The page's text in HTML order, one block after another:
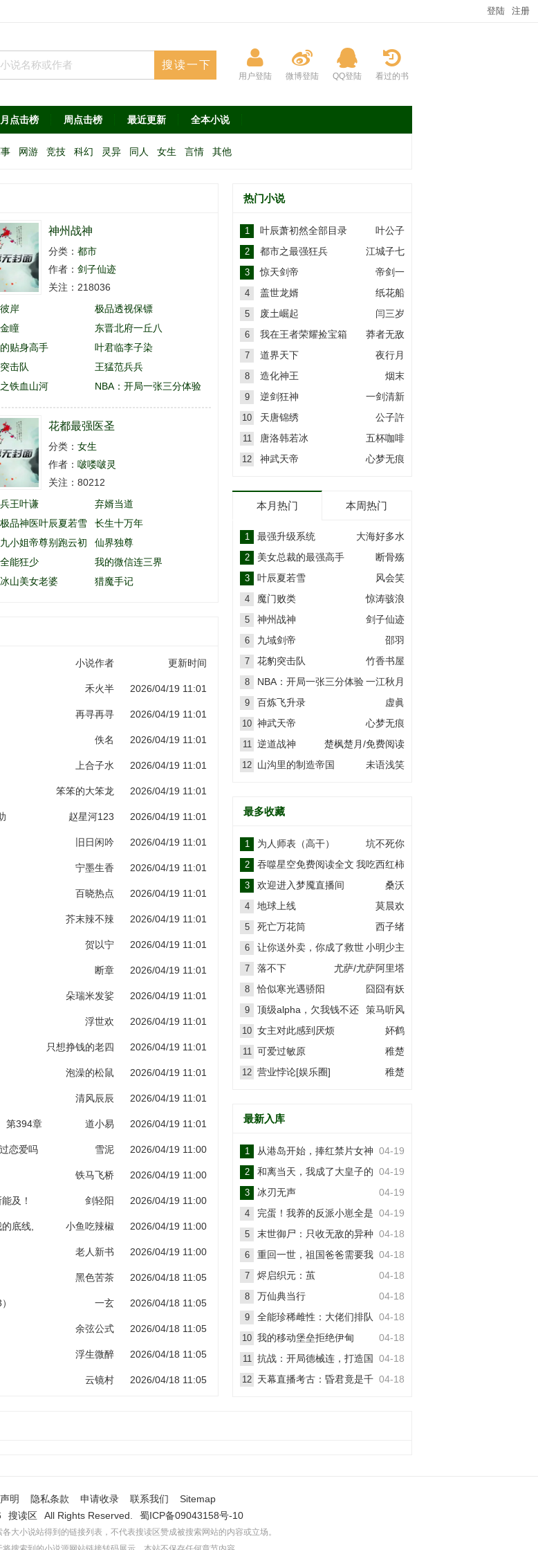
登陆 注册
看过的书
QQ登陆
微博登陆
用户登陆
月点击榜 周点击榜 最近更新 全本小说
网游 竞技 科幻 灵异 同人 女生 言情 其他
神州战神
分类： 都市
作者： 剑子仙迹
关注：218036
岸
极品透视保镖
瞳
东晋北府一丘八
贴身高手
叶君临李子染
击队
王猛范兵兵
铁血山河
NBA：开局一张三分体验
卡
花都最强医圣
分类： 女生
作者： 啵喽啵灵
关注：80212
王叶谦
弃婿当道
品神医叶辰夏若雪
长生十万年
小姐帝尊别跑云初
仙界独尊
能狂少
我的微信连三界
山美女老婆
猎魔手记
小说作者 更新时间
禾火半 2026/04/19 11:01
再寻再寻 2026/04/19 11:01
佚名 2026/04/19 11:01
上合子水 2026/04/19 11:01
笨笨的大笨龙 2026/04/19 11:01
赵星河123 2026/04/19 11:01
旧日闲吟 2026/04/19 11:01
宁墨生香 2026/04/19 11:01
百晓热点 2026/04/19 11:01
芥末辣不辣 2026/04/19 11:01
贺以宁 2026/04/19 11:01
断章 2026/04/19 11:01
朵瑞米发娑 2026/04/19 11:01
浮世欢 2026/04/19 11:01
只想挣钱的老四 2026/04/19 11:01
泡澡的松鼠 2026/04/19 11:01
清风辰辰 2026/04/19 11:01
第394章
道小易 2026/04/19 11:01
恋爱吗 雪泥 2026/04/19 11:00
铁马飞桥 2026/04/19 11:00
及！ 剑轻阳 2026/04/19 11:00
底线,
小鱼吃辣椒 2026/04/19 11:00
老人新书 2026/04/19 11:00
黑色苦茶 2026/04/18 11:05
一玄 2026/04/18 11:05
余弦公式 2026/04/18 11:05
浮生微醉 2026/04/18 11:05
云镜村 2026/04/18 11:05
热门小说
1 叶公子
叶辰萧初然全部目录
2 江城子七
都市之最强狂兵
3 帝剑一
惊天剑帝
4 纸花船
盖世龙婿
5 闫三岁
废土崛起
6 莽者无敌
我在王者荣耀捡宝箱
7 夜行月
道界天下
8 烟末
造化神王
9 一剑清新
逆剑狂神
10 公子許
天唐锦绣
11 五杯咖啡
唐洛韩若冰
12 心梦无痕
神武天帝
本月热门 本周热门
1 大海好多水
最强升级系统
2 断骨殇
美女总裁的最强高手
3 风会笑
叶辰夏若雪
4 惊涛骇浪
魔门败类
5 剑子仙迹
神州战神
6 邵羽
九域剑帝
7 竹香书屋
花豹突击队
8 一江秋月
NBA：开局一张三分体验
卡
9 虚眞
百炼飞升录
10 心梦无痕
神武天帝
11 楚枫楚月/免费阅读
逆道战神
12 未语浅笑
山沟里的制造帝国
最多收藏
1 坑不死你
为人师表（高干）
2 我吃西红柿
吞噬星空免费阅读全文
3 桑沃
欢迎进入梦魇直播间
4 莫晨欢
地球上线
5 西子绪
死亡万花筒
6 小明少主
让你送外卖，你成了救世
主？
7 尤萨/尤萨阿里塔
落不下
8 囧囧有妖
恰似寒光遇骄阳
9 策马听风
顶级alpha，欠我钱不还
10 妚鹤
女主对此感到厌烦
11 稚楚
可爱过敏原
12 稚楚
营业悖论[娱乐圈]
最新入库
1 04-19
从港岛开始，捧红禁片女神
2 04-19
和离当天，我成了大皇子的
掌上娇
3 04-19
冰刃无声
4 04-19
完蛋！我养的反派小崽全是
大佬
5 04-18
末世御尸：只收无敌的异种
丧尸
6 04-18
重回一世，祖国爸爸需要我
7 04-18
烬启织元：茧
8 04-18
万仙典当行
9 04-18
全能珍稀雌性：大佬们排队
想嫁她
10 04-18
我的移动堡垒拒绝伊甸
11 04-18
抗战：开局德械连，打造国
之劲旅
12 04-18
天幕直播考古：昏君竟是千
明 隐私条款 申请收录 联系我们
Sitemap
搜读区 All Rights Reserved. 蜀ICP备09043158号-10
大小说站得到的链接列表，不代表搜读区赞成被搜索网站的内容或立场。